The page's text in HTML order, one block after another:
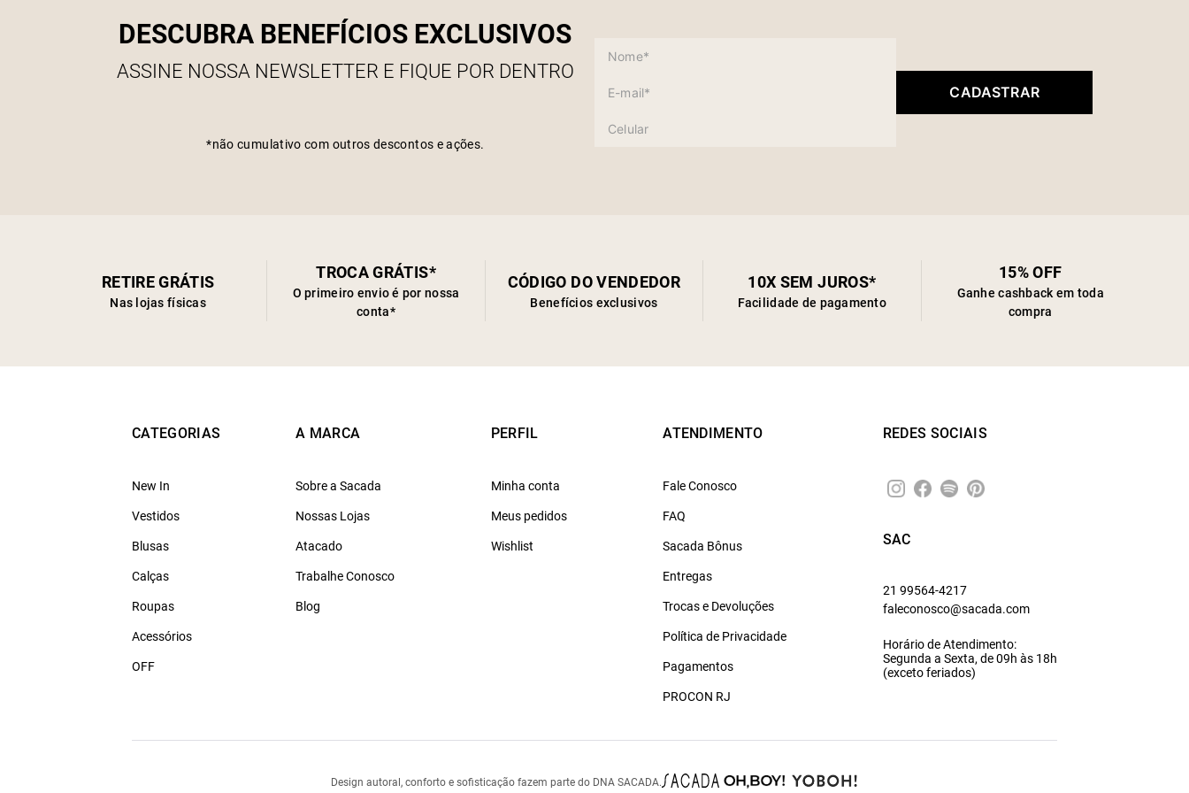
DESCUBRA BENEFÍCIOS EXCLUSIVOS
ASSINE NOSSA NEWSLETTER E FIQUE POR DENTRO
*não cumulativo com outros descontos e ações.
CADASTRAR
RETIRE GRÁTIS
Nas lojas físicas
TROCA GRÁTIS*
O primeiro envio é por nossa
conta*
CÓDIGO DO VENDEDOR
Benefícios exclusivos
10X SEM JUROS*
Facilidade de pagamento
15% OFF
Ganhe cashback em toda
compra
CATEGORIAS
New In
Vestidos
Blusas
Calças
Roupas
Acessórios
OFF
A MARCA
Sobre a Sacada
Nossas Lojas
Atacado
Trabalhe Conosco
Blog
PERFIL
Minha conta
Meus pedidos
Wishlist
ATENDIMENTO
Fale Conosco
FAQ
Sacada Bônus
Entregas
Trocas e Devoluções
Política de Privacidade
Pagamentos
PROCON RJ
REDES SOCIAIS
SAC
21 99564-4217
faleconosco@sacada.com
Horário de Atendimento:
Segunda a Sexta, de 09h às 18h
(exceto feriados)
Design autoral, conforto e sofisticação fazem parte do DNA SACADA.